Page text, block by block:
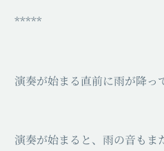
*****
演奏が始まる直前に雨が降っ
演奏が始まると、雨の音もま